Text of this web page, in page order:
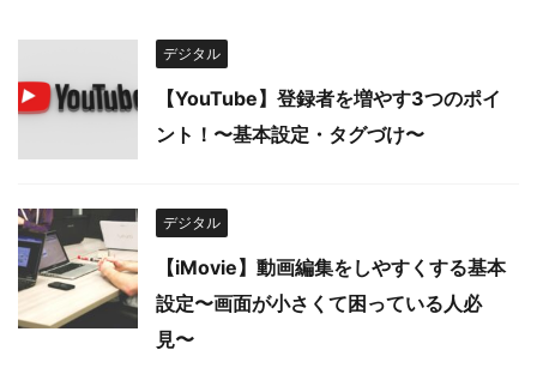
デジタル
【YouTube】登録者を増やす3つのポイ
ント！〜基本設定・タグづけ〜
デジタル
【iMovie】動画編集をしやすくする基本
設定〜画面が小さくて困っている人必
見〜